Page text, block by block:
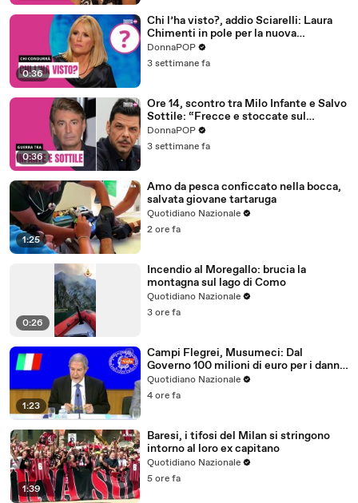
0:36
Chi l’ha visto?, addio Sciarelli: Laura
Chimenti in pole per la nuova
conduzione
DonnaPOP
3 settimane fa
0:36
Ore 14, scontro tra Milo Infante e Salvo
Sottile: “Frecce e stoccate sul
passaggio di testimone”
DonnaPOP
3 settimane fa
1:25
Amo da pesca conficcato nella bocca,
salvata giovane tartaruga
Quotidiano Nazionale
2 ore fa
0:26
Incendio al Moregallo: brucia la
montagna sul lago di Como
Quotidiano Nazionale
3 ore fa
1:23
Campi Flegrei, Musumeci: Dal
Governo 100 milioni di euro per i danni
del sisma
Quotidiano Nazionale
4 ore fa
1:39
Baresi, i tifosi del Milan si stringono
intorno al loro ex capitano
Quotidiano Nazionale
5 ore fa